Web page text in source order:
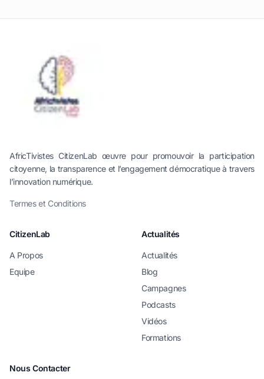
AfricTivistes CitizenLab œuvre pour promouvoir la participation
citoyenne, la transparence et l’engagement démocratique à travers
l’innovation numérique.
Termes et Conditions
CitizenLab
A Propos
Equipe
Actualités
Actualités
Blog
Campagnes
Podcasts
Vidéos
Formations
Nous Contacter